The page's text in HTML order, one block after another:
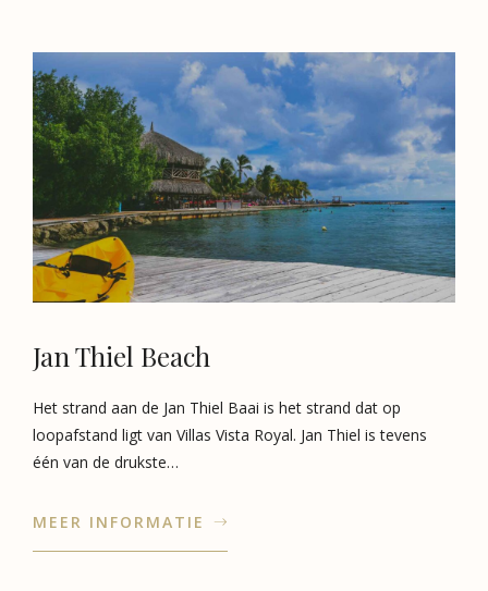
Jan Thiel Beach
Het strand aan de Jan Thiel Baai is het strand dat op
loopafstand ligt van Villas Vista Royal. Jan Thiel is tevens
één van de drukste…
MEER INFORMATIE